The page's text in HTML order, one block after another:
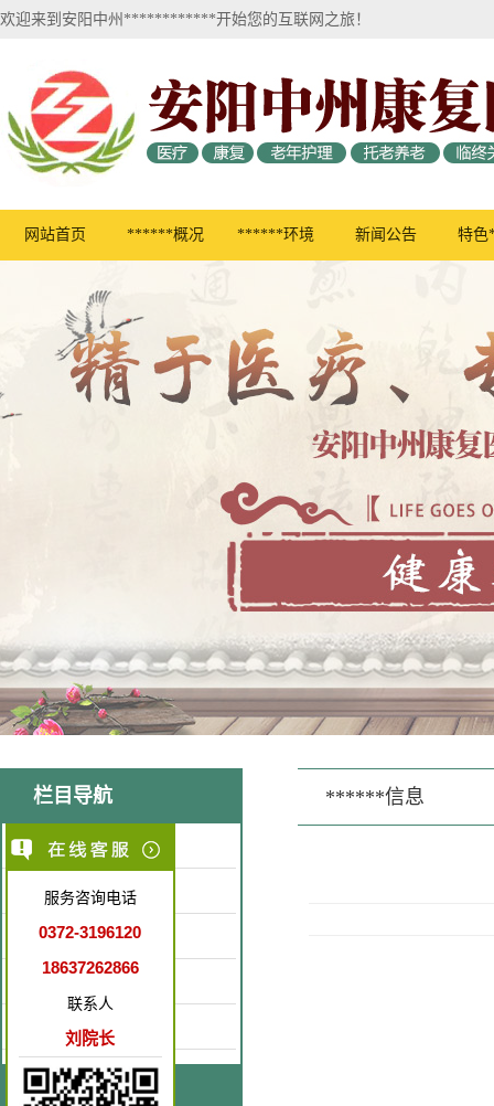
欢迎来到安阳中州************开始您的互联网之旅！
网站首页 ******概况 ******环境 新闻公告 特
******信息
栏目导航
医院简介
医疗环境
特色医疗
康复园地
联系我们
服务咨询电话
0372-3196120
18637262866
联系人
刘院长